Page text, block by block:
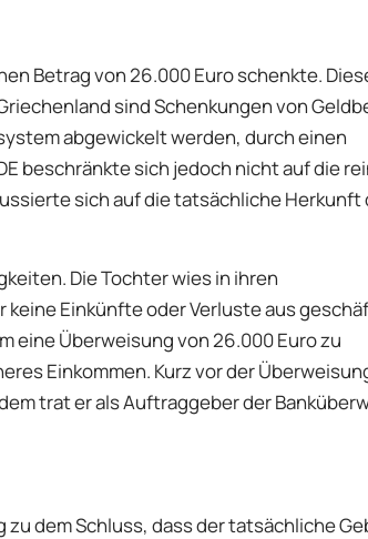
Betrag von 26.000 Euro schenkte.
sind Schenkungen von
abgewickelt werden, durch einen
beschränkte sich jedoch nicht auf die
sich auf die tatsächliche Herkunft
Die Tochter wies in ihren
Einkünfte oder Verluste aus
eine Überweisung von 26.000 Euro zu
Einkommen. Kurz vor der
trat er als Auftraggeber der
dem Schluss, dass der tatsächliche